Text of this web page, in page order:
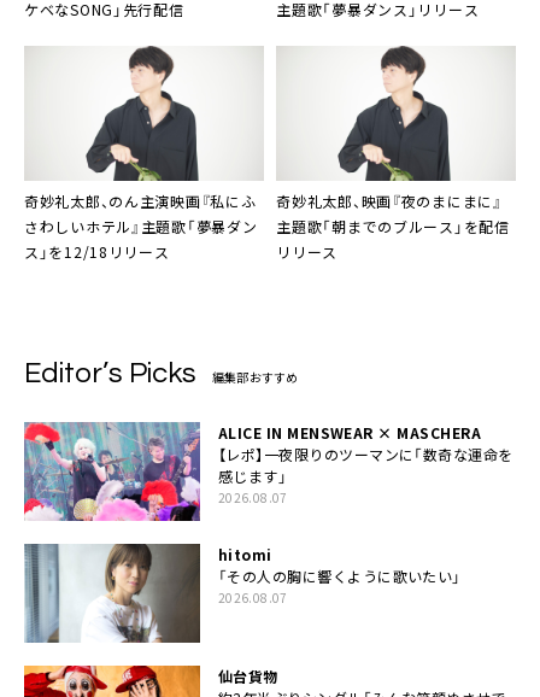
ケベなSONG」先行配信
主題歌「夢暴ダンス」リリース
奇妙礼太郎、のん主演映画『私にふ
さわしいホテル』主題歌「夢暴ダン
ス」を12/18リリース
奇妙礼太郎、映画『夜のまにまに』
主題歌「朝までのブルース」を配信
リリース
Editor’s Picks 編集部おすすめ
ALICE IN MENSWEAR × MASCHERA
【レポ】一夜限りのツーマンに「数奇な運命を
感じます」
2026.08.07
hitomi
「その人の胸に響くように歌いたい」
2026.08.07
仙台貨物